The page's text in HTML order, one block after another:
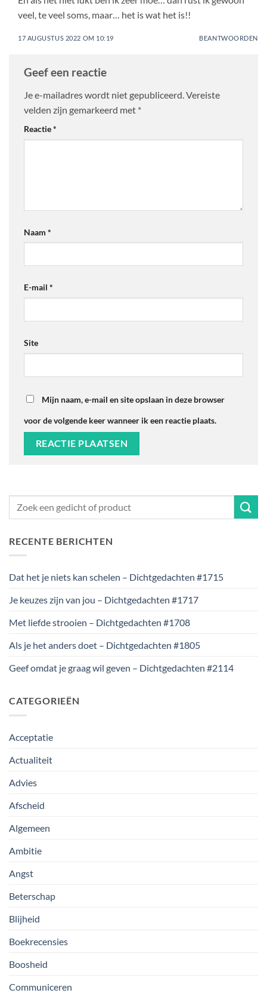
veel, te veel soms, maar… het is wat het is!!
17 AUGUSTUS 2022 OM 10:19 BEANTWOORDEN
Geef een reactie
Je e-mailadres wordt niet gepubliceerd.Vereiste
velden zijn gemarkeerd met *
Reactie*
Naam *
E-mail *
Site
Mijn naam, e-mail en site opslaan in deze browser
voor de volgende keer wanneer ik een reactie plaats.
RECENTE BERICHTEN
Dat het je niets kan schelen – Dichtgedachten #1715
Je keuzes zijn van jou – Dichtgedachten #1717
Met liefde strooien – Dichtgedachten #1708
Als je het anders doet – Dichtgedachten #1805
Geef omdat je graag wil geven – Dichtgedachten #2114
CATEGORIEËN
Acceptatie
Actualiteit
Advies
Afscheid
Algemeen
Ambitie
Angst
Beterschap
Blijheid
Boekrecensies
Boosheid
Communiceren